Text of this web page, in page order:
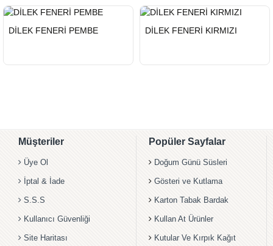
GÖNDERİ
DİLEK FENERİ PEMBE
GÖNDERİ
DİLEK FENERİ KIRMIZI
Müşteriler
Üye Ol
İptal & İade
S.S.S
Kullanıcı Güvenliği
Site Haritası
Popüler Sayfalar
Doğum Günü Süsleri
Gösteri ve Kutlama
Karton Tabak Bardak
Kullan At Ürünler
Kutular Ve Kırpık Kağıt